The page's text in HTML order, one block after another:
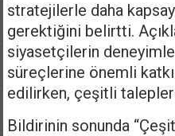
stratejilerle daha
gerektiğini belirtti.
siyasetçilerin
süreçlerine önemli
edilirken, çeşitli
Bildirinin sonunda